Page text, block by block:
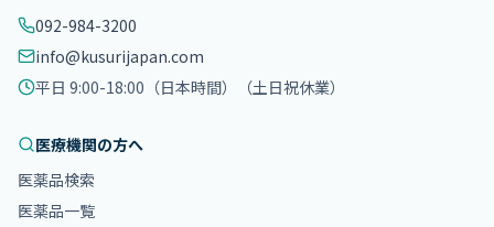
092-984-3200
info@kusurijapan.com
平日 9:00-18:00（日本時間）
（土日祝休業）
医療機関の方へ
医薬品検索
医薬品一覧